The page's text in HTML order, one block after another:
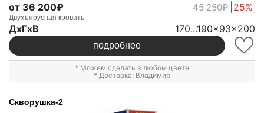
от 36 200₽ 45 250₽ 25%
Двухъярусная кровать
ДxГxВ 170...190x93x200
подробнее
* Можем сделать в любом цвете
* Доставка: Владимир
Скворушка-2